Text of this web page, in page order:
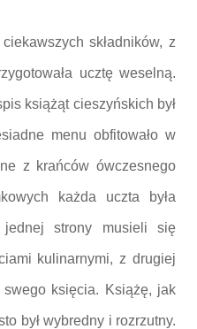
składników, z
ucztę weselną.
książąt cieszyńskich był
menu obfitowało w
z krańców ówczesnego
każda uczta była
jednej strony musieli się
kulinarnymi, z drugiej
swego księcia. Książę, jak
był wybredny i rozrzutny.